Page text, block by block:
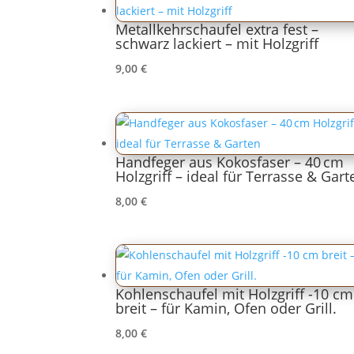
Metallkehrschaufel extra fest –
schwarz lackiert – mit Holzgriff
9,00 €
Handfeger aus Kokosfaser – 40 cm
Holzgriff – ideal für Terrasse &
8,00 €
Kohlenschaufel mit Holzgriff -10 cm
breit – für Kamin, Ofen oder Grill.
8,00 €